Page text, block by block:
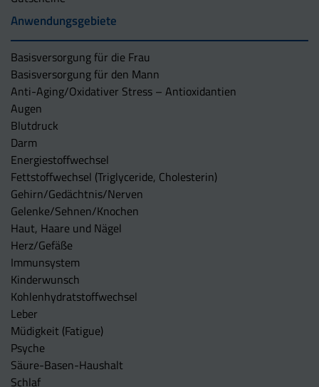
Anwendungsgebiete
Basisversorgung für die Frau
Basisversorgung für den Mann
Anti-Aging/Oxidativer Stress – Antioxidantien
Augen
Blutdruck
Darm
Energiestoffwechsel
Fettstoffwechsel (Triglyceride, Cholesterin)
Gehirn/Gedächtnis/Nerven
Gelenke/Sehnen/Knochen
Haut, Haare und Nägel
Herz/Gefäße
Immunsystem
Kinderwunsch
Kohlenhydratstoffwechsel
Leber
Müdigkeit (Fatigue)
Psyche
Säure-Basen-Haushalt
Schlaf